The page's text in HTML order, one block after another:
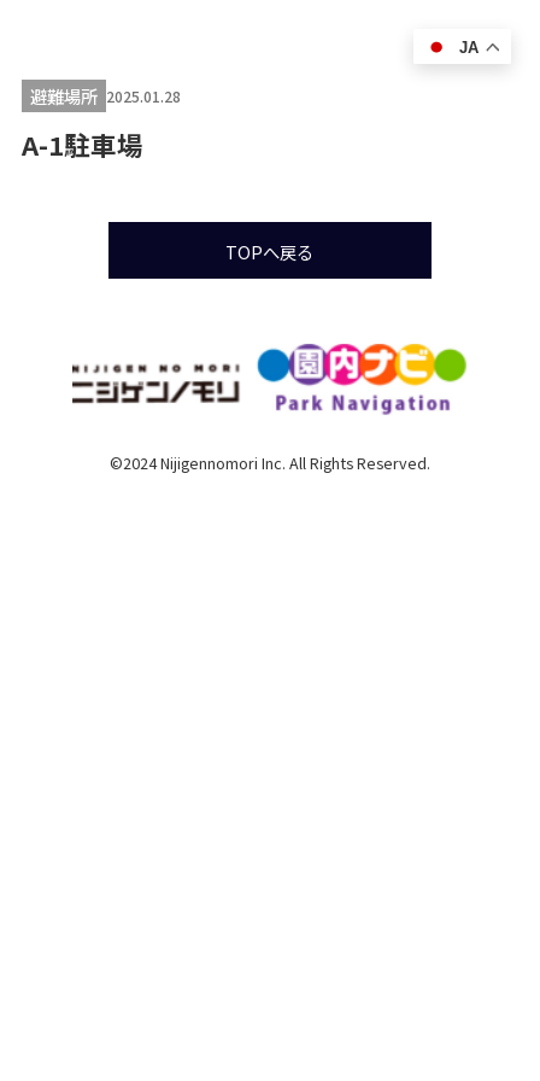
JA
避難場所 2025.01.28
A-1駐車場
TOPへ戻る
©2024 Nijigennomori Inc. All Rights Reserved.